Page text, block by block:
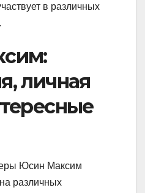
в различных
личная
Юсин Максим
различных